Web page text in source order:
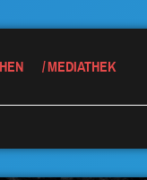
MEDIATHEK